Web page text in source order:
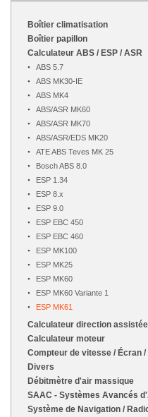
Boîtier climatisation
Boîtier papillon
Calculateur ABS / ESP / ASR
ABS 5.7
ABS MK30-IE
ABS MK4
ABS/ASR MK60
ABS/ASR MK70
ABS/ASR/EDS MK20
ATE ABS Teves MK 25
Bosch ABS 8.0
ESP 1.34
ESP 8.x
ESP 9.0
ESP EBC 450
ESP EBC 460
ESP MK100
ESP MK25
ESP MK60
ESP MK60 Variante 1
ESP MK61
Calculateur direction assistée
Calculateur moteur
Compteur de vitesse / Écran
Divers
Débitmètre d'air massique
SAAC - Systèmes Avancés
Système de Navigation /